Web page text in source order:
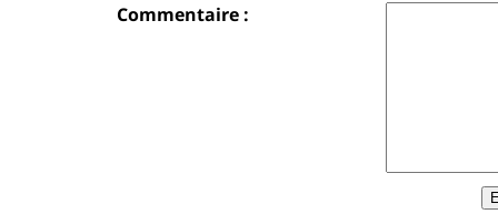
Commentaire :